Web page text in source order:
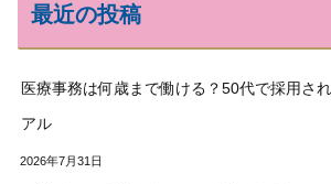
最近の投稿
医療事務は何歳まで働ける？50代で採用さ
アル
2026年7月31日